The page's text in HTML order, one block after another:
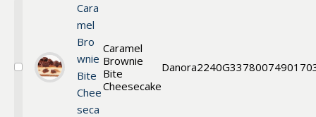
Välj
Cara
mel
Bro
wnie
Bite
Chee
seca
Caramel
Brownie
Bite
Cheesecake
Danora2240G3378